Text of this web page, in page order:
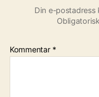
Din e-postadress
Kommentar *